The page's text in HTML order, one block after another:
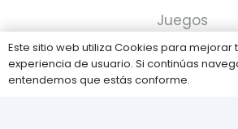
Juegos
Consolas
Accesorios para tu
Este sitio web utiliza Cookies para mejorar
experiencia de usuario. Si continúas
entendemos que estás conforme.